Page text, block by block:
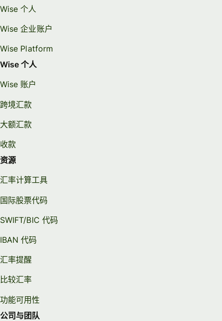
Wise 个人
Wise 企业账户
Wise Platform
Wise 个人
Wise 账户
跨境汇款
大额汇款
收款
资源
汇率计算工具
国际股票代码
SWIFT/BIC 代码
IBAN 代码
汇率提醒
比较汇率
功能可用性
公司与团队